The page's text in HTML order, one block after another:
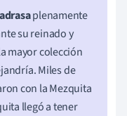
plenamente
su reinado y
mayor colección
Miles de
con la Mezquita
llegó a tener